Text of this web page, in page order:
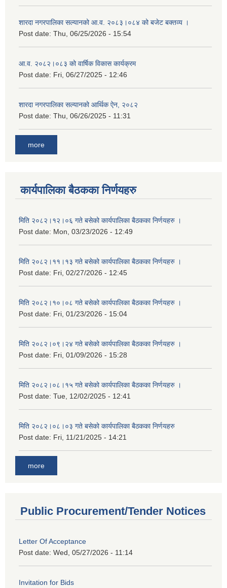
शारदा नगरपालिका सल्यानको आ.व. २०८३।०८४ को बजेट बक्तव्य ।
Post date: Thu, 06/25/2026 - 15:54
आ.व. २०८२।०८३ को वार्षिक विकास कार्यक्रम
Post date: Fri, 06/27/2025 - 12:46
शारदा नगरपालिका सल्यानको आर्थिक ऐन, २०८२
Post date: Thu, 06/26/2025 - 11:31
more
कार्यपालिका बैठकका निर्णयहरु
मिति २०८२।१२।०६ गते बसेको कार्यपालिका बैठकका निर्णयहरु ।
Post date: Mon, 03/23/2026 - 12:49
मिति २०८२।११।१३ गते बसेको कार्यपालिका बैठकका निर्णयहरु ।
Post date: Fri, 02/27/2026 - 12:45
मिति २०८२।१०।०८ गते बसेको कार्यपालिका बैठकका निर्णयहरु ।
Post date: Fri, 01/23/2026 - 15:04
मिति २०८२।०९।२४ गते बसेको कार्यपालिका बैठकका निर्णयहरु ।
Post date: Fri, 01/09/2026 - 15:28
मिति २०८२।०८।१५ गते बसेको कार्यपालिका बैठकका निर्णयहरु ।
Post date: Tue, 12/02/2025 - 12:41
मिति २०८२।०८।०३ गते बसेको कार्यपालिका बैठकका निर्णयहरु
Post date: Fri, 11/21/2025 - 14:21
more
Public Procurement/Tender Notices
Letter Of Acceptance
Post date: Wed, 05/27/2026 - 11:14
Invitation for Bids